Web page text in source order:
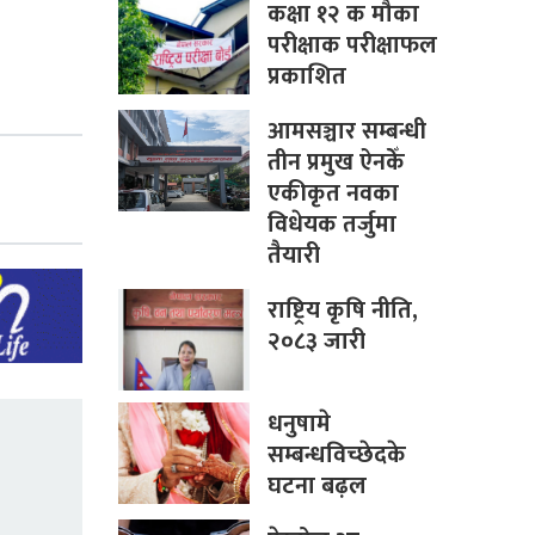
कक्षा १२ क मौका
परीक्षाक परीक्षाफल
प्रकाशित
आमसञ्चार सम्बन्धी
तीन प्रमुख ऐनकेँ
एकीकृत नवका
विधेयक तर्जुमा
तैयारी
राष्ट्रिय कृषि नीति,
२०८३ जारी
धनुषामे
सम्बन्धविच्छेदके
घटना बढ़ल